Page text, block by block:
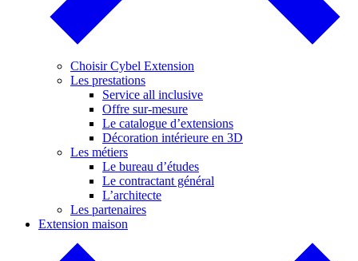
Choisir Cybel Extension
Les prestations
Service all inclusive
Offre sur-mesure
Le catalogue d’extensions
Décoration intérieure en 3D
Les métiers
Le bureau d’études
Le contractant général
L’architecte
Les partenaires
Extension maison